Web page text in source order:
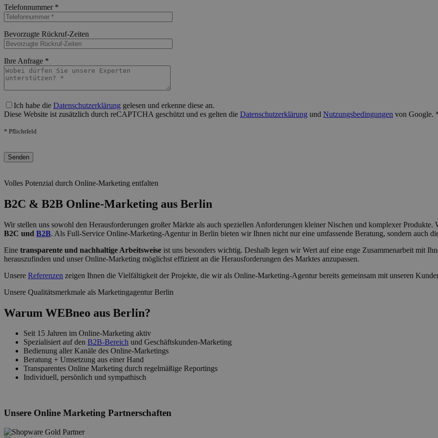
Telefonnummer *
Bevorzugte Rückruf-Zeiten
Ihre Anfrage *
Ich habe die Datenschutzerklärung gelesen und erkenne diese an.
Diese Website ist zusätzlich durch reCAPTCHA geschützt und es gelten die Datenschutzerklärung und Nutzungsbedingungen von Google.
* Pflichtfeld
Volles Potenzial durch Online-Marketing entfalten
B2C & B2B Online-Marketing aus Berlin
Wir stellen uns sowohl den Herausforderungen großer Märkte als auch speziellen Anforderungen kleiner Nischen und komplexer
B2C und B2B. Als Full-Service Online-Marketing-Agentur in Berlin bieten wir Ihnen nicht nur eine umfassende Beratung, sondern auch
Eine transparente und nachhaltige Arbeitsweise ist uns besonders wichtig. Deshalb legen wir Wert auf eine enge Zusammenarbeit mit
herauszufinden und unser Online-Marketing möglichst effizient an die Herausforderungen des Marktes anzupassen.
Unsere Referenzen zeigen Ihnen die Vielfältigkeit der Projekte, die wir als Online-Marketing-Agentur bereits gemeinsam mit unseren
Unsere Qualitätsmerkmale als Marketingagentur Berlin
Warum WEBneo aus Berlin?
Seit 15 Jahren im Online-Marketing aktiv
Spezialisiert auf den B2B-Bereich und Geschäftskunden-Marketing
Bedienung aller Kanäle des Online-Marketings
Beratung + Umsetzung aus einer Hand
Transparentes Online Marketing durch regelmäßige Reportings
Individuell, persönlich und sympathisch
Unsere Online Marketing Partnerschaften